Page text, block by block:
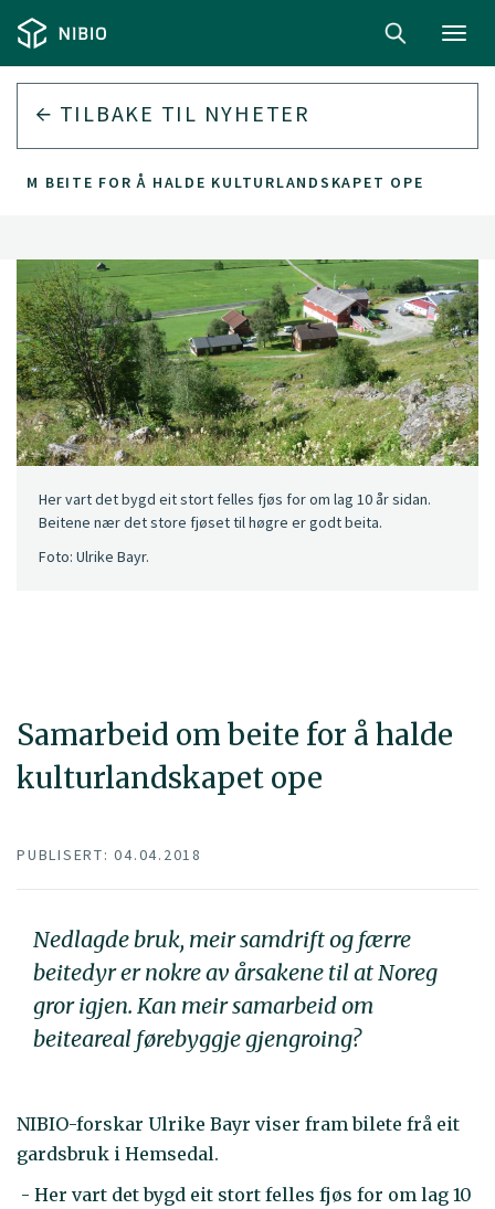
TILBAKE TIL NYHETER
OM BEITE FOR Å HALDE KULTURLANDSKAPET OPE
Samarbeid om beite for å halde
kulturlandskapet ope
Her vart det bygd eit stort felles fjøs for om lag 10 år sidan.
Beitene nær det store fjøset til høgre er godt beita.
Foto: Ulrike Bayr.
PUBLISERT: 04.04.2018
Nedlagde bruk, meir samdrift og færre
beitedyr er nokre av årsakene til at Noreg
gror igjen. Kan meir samarbeid om
beiteareal førebyggje gjengroing?
NIBIO-forskar Ulrike Bayr viser fram bilete frå eit
gardsbruk i Hemsedal.
- Her vart det bygd eit stort felles fjøs for om lag 10